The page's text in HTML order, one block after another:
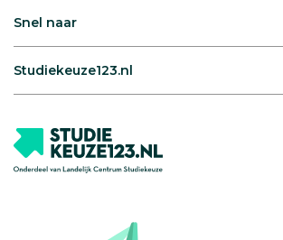
Snel naar
Studiekeuze123.nl